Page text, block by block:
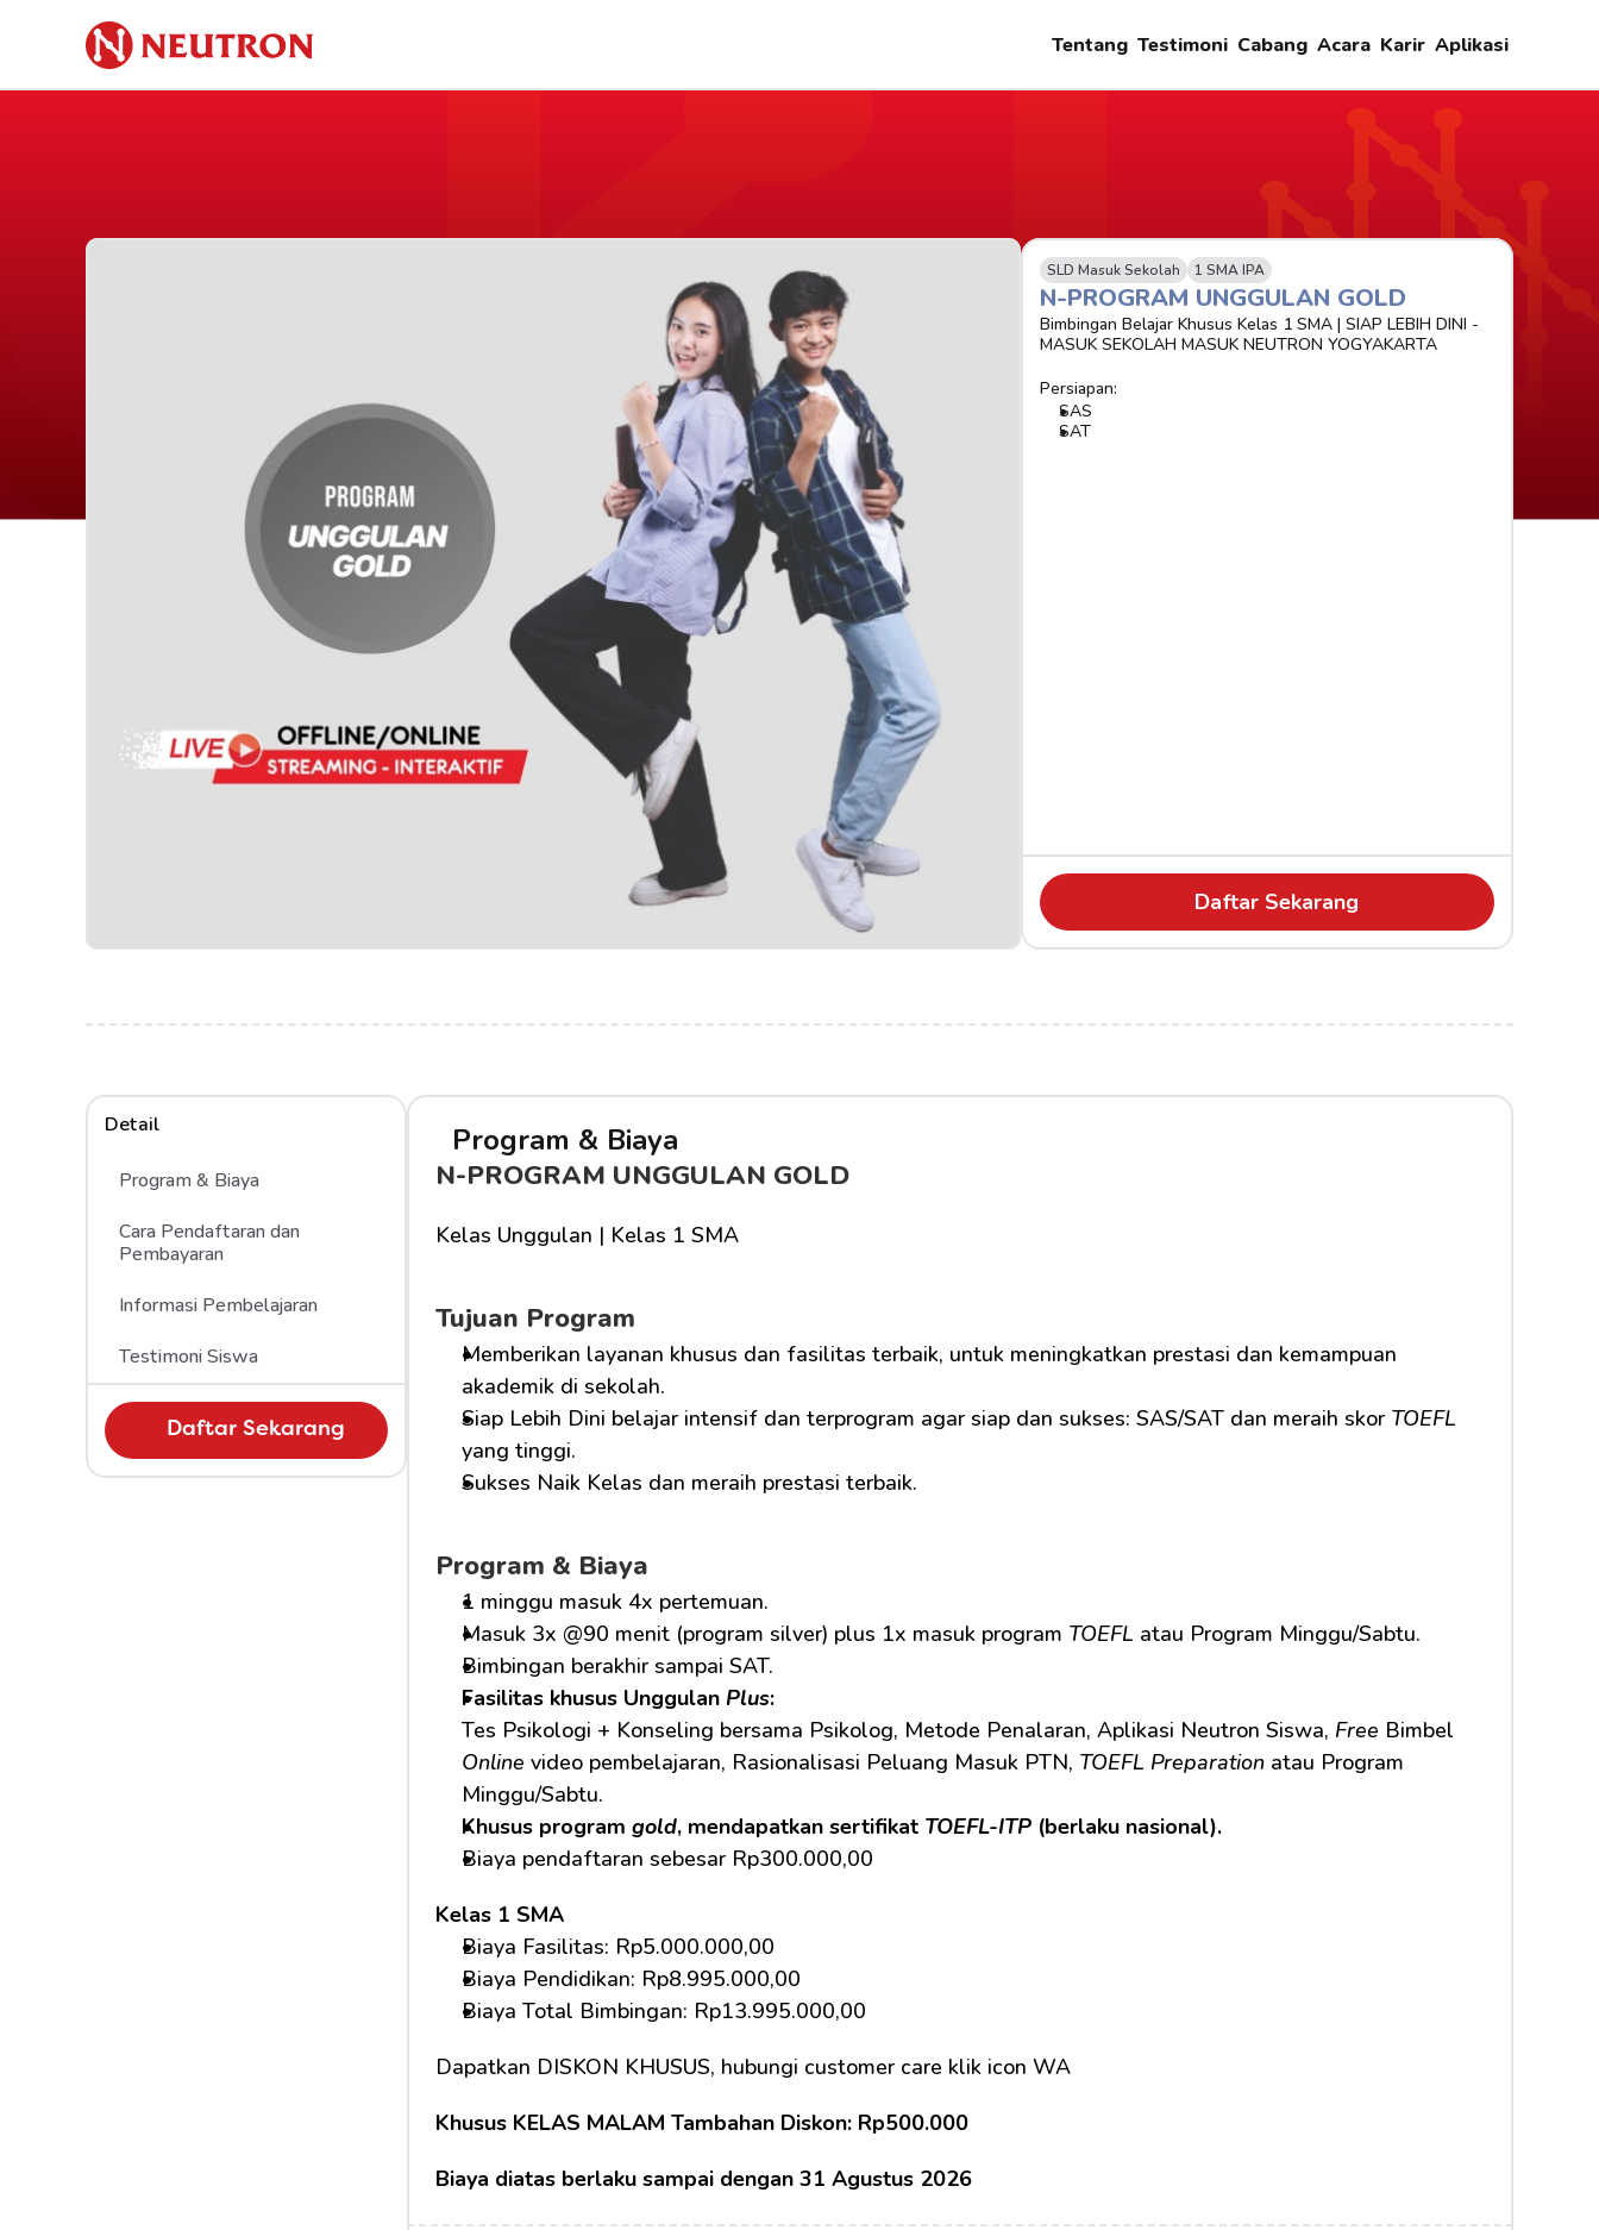
Tentang Testimoni Cabang Acara Karir Aplikasi
SLD Masuk Sekolah 1 SMA IPA
N-PROGRAM UNGGULAN GOLD
Bimbingan Belajar Khusus Kelas 1 SMA | SIAP LEBIH DINI -
MASUK SEKOLAH MASUK NEUTRON YOGYAKARTA
Persiapan:
SAS
SAT
Daftar Sekarang
Detail
Program & Biaya
Cara Pendaftaran dan
Pembayaran
Informasi Pembelajaran
Testimoni Siswa
Daftar Sekarang
Program & Biaya
N-PROGRAM UNGGULAN GOLD
Kelas Unggulan | Kelas 1 SMA
Tujuan Program
Memberikan layanan khusus dan fasilitas terbaik, untuk meningkatkan prestasi dan kemampuan
akademik di sekolah.
Siap Lebih Dini belajar intensif dan terprogram agar siap dan sukses: SAS/SAT dan meraih skor TOEFL
yang tinggi.
Sukses Naik Kelas dan meraih prestasi terbaik.
Program & Biaya
1 minggu masuk 4x pertemuan.
Masuk 3x @90 menit (program silver) plus 1x masuk program TOEFL atau Program Minggu/Sabtu.
Bimbingan berakhir sampai SAT.
Fasilitas khusus Unggulan Plus:
Tes Psikologi + Konseling bersama Psikolog, Metode Penalaran, Aplikasi Neutron Siswa, Free
Online video pembelajaran, Rasionalisasi Peluang Masuk PTN, TOEFL Preparation atau Program
Minggu/Sabtu.
Khusus program gold, mendapatkan sertifikat TOEFL-ITP (berlaku nasional).
Biaya pendaftaran sebesar Rp300.000,00
Kelas 1 SMA
Biaya Fasilitas: Rp5.000.000,00
Biaya Pendidikan: Rp8.995.000,00
Biaya Total Bimbingan: Rp13.995.000,00
Dapatkan DISKON KHUSUS, hubungi customer care klik icon WA
Khusus KELAS MALAM Tambahan Diskon: Rp500.000
Biaya diatas berlaku sampai dengan 31 Agustus 2026